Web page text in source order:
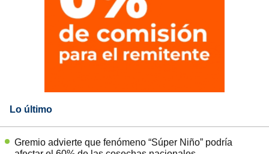
Lo último
Gremio advierte que fenómeno “Súper Niño” podría